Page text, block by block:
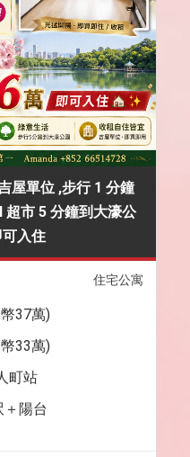
屋單位 ,步行 1 分鐘
超市 5 分鐘到大濠公
可入住
住宅公寓
37萬)
33萬)
町站
＋陽台